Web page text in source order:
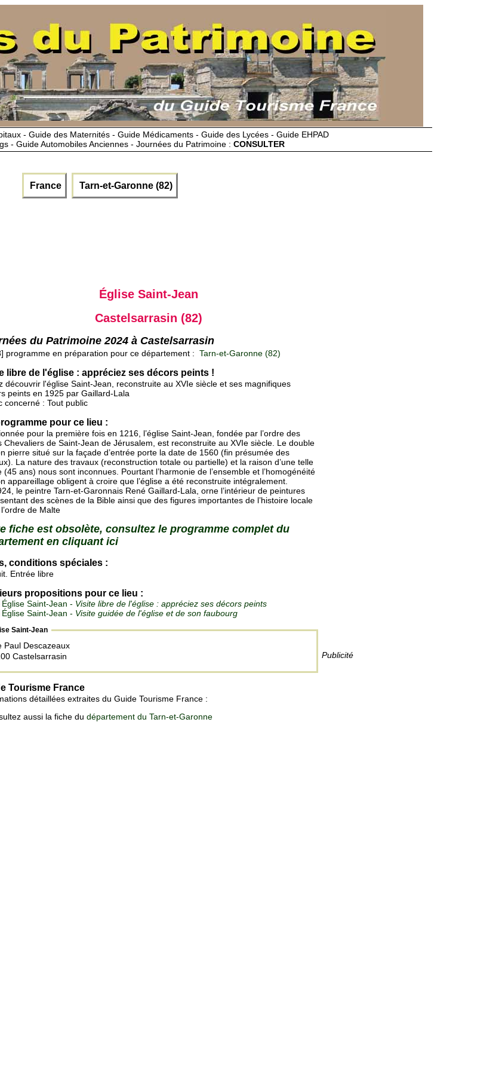
- Guide des Maternités - Guide Médicaments - Guide des Lycées - Guide EHPAD
- Guide Automobiles Anciennes - Journées du Patrimoine : CONSULTER
France Tarn-et-Garonne (82)
Publicité
Église Saint-Jean
Castelsarrasin (82)
du Patrimoine 2024 à Castelsarrasin
programme en préparation pour ce département : Tarn-et-Garonne (82)
libre de l'église : appréciez ses décors peints !
découvrir l'église Saint-Jean, reconstruite au XVIe siècle et ses magnifiques
peints en 1925 par Gaillard-Lala
concerné : Tout public
pour ce lieu :
pour la première fois en 1216, l’église Saint-Jean, fondée par l’ordre des
Chevaliers de Saint-Jean de Jérusalem, est reconstruite au XVIe siècle. Le double
pierre situé sur la façade d’entrée porte la date de 1560 (fin présumée des
La nature des travaux (reconstruction totale ou partielle) et la raison d’une telle
(45 ans) nous sont inconnues. Pourtant l’harmonie de l’ensemble et l’homogénéité
appareillage obligent à croire que l’église a été reconstruite intégralement.
le peintre Tarn-et-Garonnais René Gaillard-Lala, orne l’intérieur de peintures
des scènes de la Bible ainsi que des figures importantes de l’histoire locale
de Malte
fiche est obsolète, consultez le programme complet du
en cliquant ici
conditions spéciales :
Entrée libre
propositions pour ce lieu :
Église Saint-Jean - Visite libre de l'église : appréciez ses décors peints
Église Saint-Jean - Visite guidée de l'église et de son faubourg
Saint-Jean
Paul Descazeaux
Castelsarrasin
Tourisme France
détaillées extraites du Guide Tourisme France :
aussi la fiche du département du Tarn-et-Garonne